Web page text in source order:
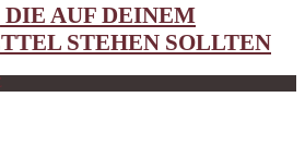
DIE AUF DEINEM
STEHEN SOLLTEN